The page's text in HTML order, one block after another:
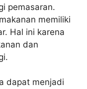
pemasaran.
memiliki
Hal ini karena
dan
dapat menjadi